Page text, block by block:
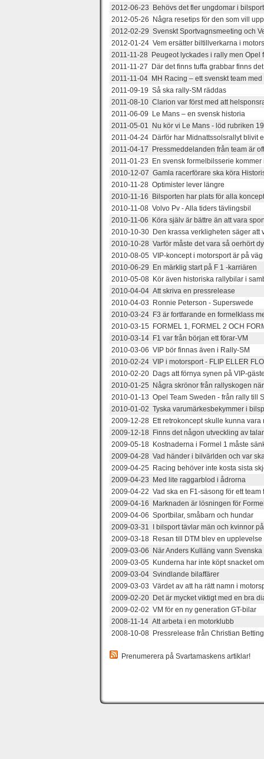
2012-06-23 Behövs det fler ungdomar i
2012-05-26 Några resetips för den som vill
2012-02-29 Svenskt Sportvagnsmeeting och
2012-01-24 Vem ersätter biltillverkarna i
2011-11-28 Peugeot lyckades i rally men Opel
2011-11-27 Där det finns tuffa grabbar finns
2011-11-04 MH Racing – ett svenskt team
2011-09-19 Så ska rally-SM räddas
2011-08-10 Clarion var först med att
2011-06-09 Le Mans – en svensk historia
2011-05-01 Nu kör vi Le Mans - löd rubriken
2011-04-24 Därför har Midnattssolsrallyt blivit
2011-04-17 Pressmeddelanden från team är
2011-01-23 En svensk formelbilsserie kommer
2010-12-07 Gamla racerförare ska köra
2010-11-28 Optimister lever längre
2010-11-16 Bilsporten har plats för alla
2010-11-08 Volvo Pv - Alla tiders tävlingsbil
2010-11-06 Köra själv är bättre än att vara
2010-10-30 Den krassa verkligheten säger att
2010-10-28 Varför måste det vara så oerhört
2010-08-05 VIP-koncept i motorsport är på väg
2010-06-29 En märklig start på F 1 -karriären
2010-05-08 Kör även historiska rallybilar i
2010-04-04 Att skriva en pressrelease
2010-04-03 Ronnie Peterson - Superswede
2010-03-24 F3 är fortfarande en formelklass
2010-03-15 FORMEL 1, FORMEL 2 OCH
2010-03-14 F1 var från början ett förar-VM
2010-03-06 VIP bör finnas även i Rally-SM
2010-02-24 VIP i motorsport - FLIP ELLER
2010-02-20 Dags att förnya synen på VIP-
2010-01-25 Några skrönor från rallyskogen
2010-01-13 Opel Team Sweden - från rally till
2010-01-02 Tyska varumärkesbekymmer i
2009-12-28 Ett retrokoncept skulle kunna vara
2009-12-18 Finns det någon utveckling av
2009-05-18 Kostnaderna i Formel 1 måste
2009-04-28 Vad händer i bilvärlden och var
2009-04-25 Racing behöver inte kosta sista
2009-04-23 Med lite raggarblod i ådrorna
2009-04-22 Vad ska en F1-säsong för ett team
2009-04-16 Marknaden är lösningen för
2009-04-06 Sportbilar, småbarn och hundar
2009-03-31 I bilsport tävlar män och kvinnor
2009-03-18 Resan till DTM blev en upplevelse
2009-03-06 När Anders Kulläng vann
2009-03-05 Kunderna har inte köpt snacket
2009-03-04 Svindlande bilaffärer
2009-03-03 Värdet av att ha rätt namn i
2009-02-20 Det är mycket viktigt med en bra
2009-02-02 VM för en ny generation GT-bilar
2008-11-14 Att arbeta i en motorklubb
2008-10-08 Pressrelease från Christian
Prenumerera på Svartamaskens artiklar!